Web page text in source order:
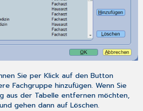
Sie per Klick auf den Button
Fachgruppe hinzufügen. Wenn Sie
aus der Tabelle entfernen möchten,
gehen dann aufLöschen.